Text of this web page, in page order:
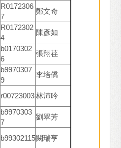
R0172306
7
鄭文奇
R0172302
4
陳彥如
b0170302
6
張翔荏
b9970307
9
李培僑
r00723003 林沛吟
b9970303
7
劉翠芳
b99302115闕瑞亨